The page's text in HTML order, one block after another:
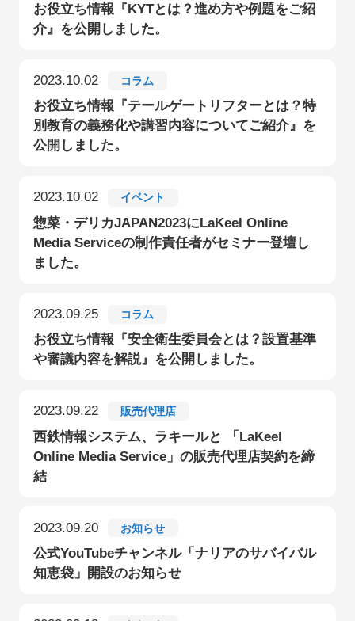
お役立ち情報『KYTとは？進め方や例題をご紹
介』を公開しました。
2023.10.02 コラム
お役立ち情報『テールゲートリフターとは？特
別教育の義務化や講習内容についてご紹介』を
公開しました。
2023.10.02 イベント
惣菜・デリカJAPAN2023にLaKeel Online
Media Serviceの制作責任者がセミナー登壇し
ました。
2023.09.25 コラム
お役立ち情報『安全衛生委員会とは？設置基準
や審議内容を解説』を公開しました。
2023.09.22 販売代理店
西鉄情報システム、ラキールと 「LaKeel
Online Media Service」の販売代理店契約を締
結
2023.09.20 お知らせ
公式YouTubeチャンネル「ナリアのサバイバル
知恵袋」開設のお知らせ